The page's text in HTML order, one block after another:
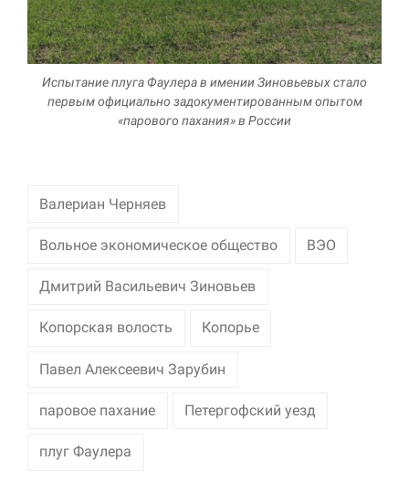
Испытание плуга Фаулера в имении Зиновьевых стало
первым официально задокументированным опытом
«парового пахания» в России
Валериан Черняев
Вольное экономическое общество ВЭО
Дмитрий Васильевич Зиновьев
Копорская волость Копорье
Павел Алексеевич Зарубин
паровое пахание Петергофский уезд
плуг Фаулера